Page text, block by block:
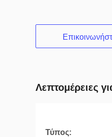
Λεπτομέρειες
Τύπος: